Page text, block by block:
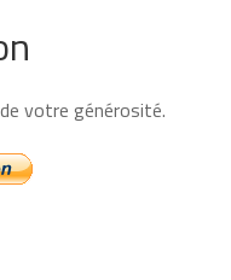
votre générosité.